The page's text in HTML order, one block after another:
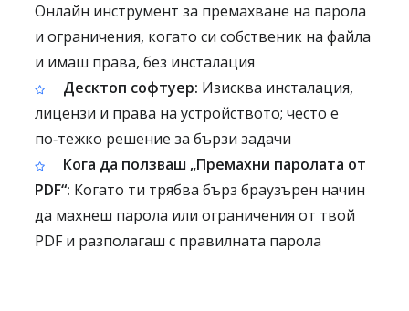
Онлайн инструмент за премахване на парола
и ограничения, когато си собственик на файла
и имаш права, без инсталация
Десктоп софтуер: Изисква инсталация,
лицензи и права на устройството; често е
по‑тежко решение за бързи задачи
Кога да ползваш „Премахни паролата от
PDF“: Когато ти трябва бърз браузърен начин
да махнеш парола или ограничения от твой
PDF и разполагаш с правилната парола